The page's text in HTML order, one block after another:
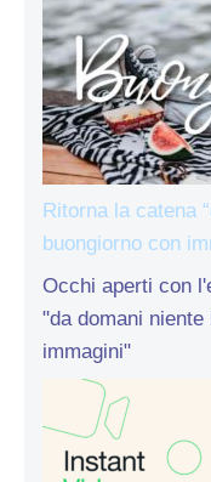
Ritorna la catena
buongiorno con
Occhi aperti con
"da domani
immagini"